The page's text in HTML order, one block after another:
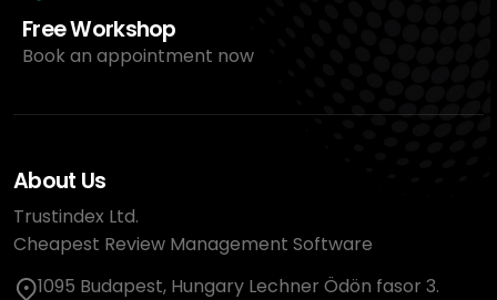
Free Workshop
Book an appointment now
About Us
Trustindex Ltd.
Cheapest Review Management Software
1095 Budapest, Hungary Lechner Ödön fasor 3.